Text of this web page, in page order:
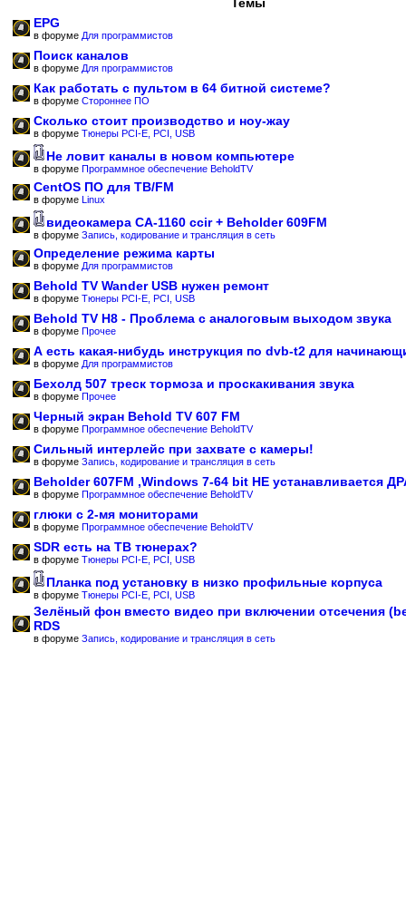
EPG
в форуме Для программистов
Поиск каналов
в форуме Для программистов
Как работать с пультом в 64 битной системе?
в форуме Стороннее ПО
Сколько стоит производство и ноу-жау
в форуме Тюнеры PCI-E, PCI, USB
Не ловит каналы в новом компьютере
в форуме Программное обеспечение BeholdTV
CentOS ПО для ТВ/FM
в форуме Linux
видеокамера CA-1160 ccir + Beholder 609FM
в форуме Запись, кодирование и трансляция в сеть
Определение режима карты
в форуме Для программистов
Behold TV Wander USB нужен ремонт
в форуме Тюнеры PCI-E, PCI, USB
Behold TV H8 - Проблема с аналоговым выходом звука
в форуме Прочее
А есть какая-нибудь инструкция по dvb-t2 для
в форуме Для программистов
Бехолд 507 треск тормоза и проскакивания звука
в форуме Прочее
Черный экран Behold TV 607 FM
в форуме Программное обеспечение BeholdTV
Сильный интерлейс при захвате с камеры!
в форуме Запись, кодирование и трансляция в сеть
Beholder 607FM ,Windows 7-64 bit НЕ устанавливается
в форуме Программное обеспечение BeholdTV
глюки с 2-мя мониторами
в форуме Программное обеспечение BeholdTV
SDR есть на ТВ тюнерах?
в форуме Тюнеры PCI-E, PCI, USB
Планка под установку в низко профильные корпуса
в форуме Тюнеры PCI-E, PCI, USB
Зелёный фон вместо видео при включении отсечения
RDS
в форуме Запись, кодирование и трансляция в сеть